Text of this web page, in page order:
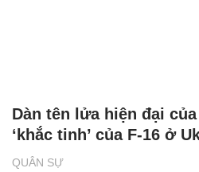
QUÂN SỰ
Dàn tên lửa hiện đại
‘khắc tinh’ của F-16 ở